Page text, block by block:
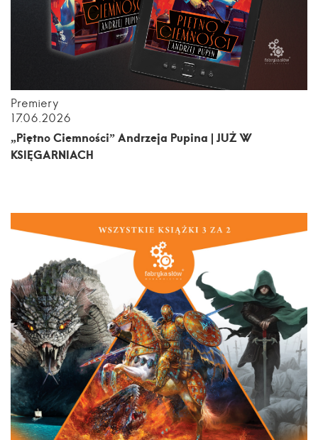
Premiery
17.06.2026
„Piętno Ciemności” Andrzeja Pupina | JUŻ W
KSIĘGARNIACH